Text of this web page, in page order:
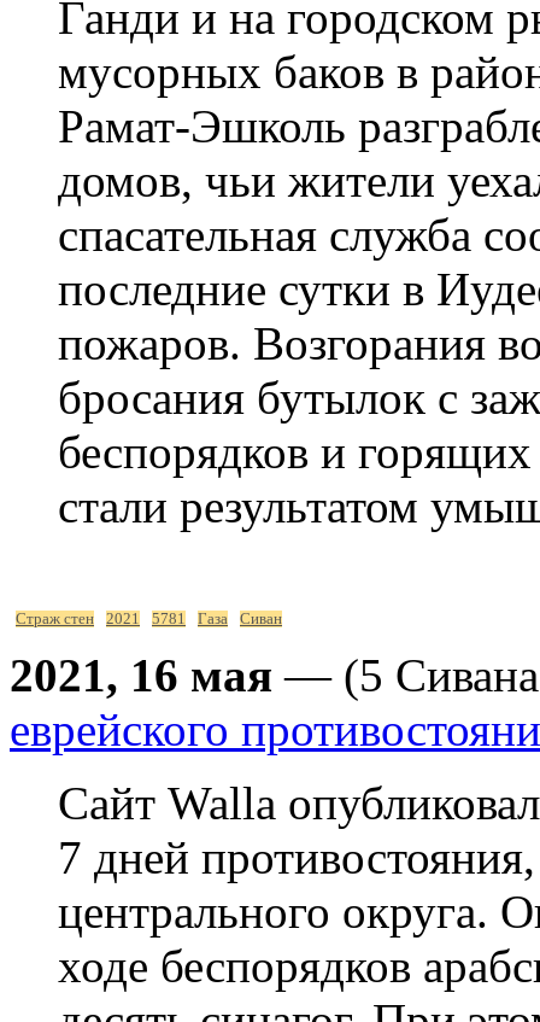
Ганди и на городском
мусорных баков в
Рамат-Эшколь
домов, чьи жители
спасательная служба
последние сутки в
пожаров. Возгорания
бросания бутылок с
беспорядков и
стали результатом
Страж стен 2021 5781 Газа Сиван
2021, 16 мая — (5
еврейского
Сайт Walla
7 дней
центрального округа.
ходе беспорядков